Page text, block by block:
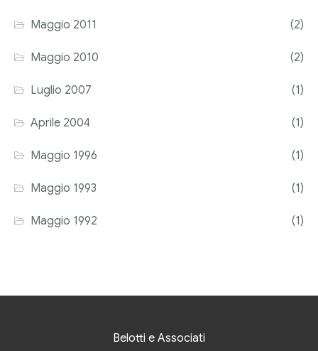
Maggio 2011 (2)
Maggio 2010 (2)
Luglio 2007 (1)
Aprile 2004 (1)
Maggio 1996 (1)
Maggio 1993 (1)
Maggio 1992 (1)
Belotti e Associati